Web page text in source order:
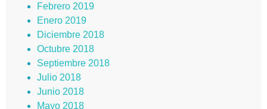
Febrero 2019
Enero 2019
Diciembre 2018
Octubre 2018
Septiembre 2018
Julio 2018
Junio 2018
Mayo 2018